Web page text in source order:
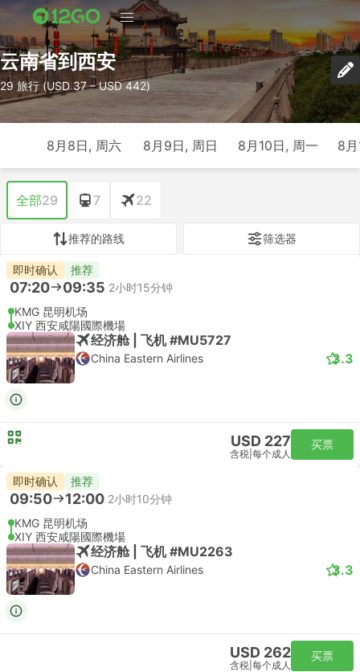
云南省到西安
29 旅行 (USD 37 – USD 442)
8月8日, 周六 8月9日, 周日 8月10日, 周一 8
全部29 7 22
推荐的路线 筛选器
即时确认 推荐
07:20 09:35 2小时15分钟
KMG 昆明机场
XIY 西安咸陽國際機場
经济舱 | 飞机 #MU5727
China Eastern Airlines 3.3
USD 227
含税 每个成人
买票
即时确认 推荐
09:50 12:00 2小时10分钟
KMG 昆明机场
XIY 西安咸陽國際機場
经济舱 | 飞机 #MU2263
China Eastern Airlines 3.3
USD 262
含税 每个成人
买票